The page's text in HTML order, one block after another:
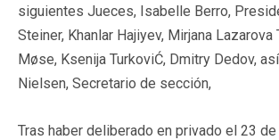
siguientes Jueces, Isabelle Berro,
Steiner, Khanlar Hajiyev, Mirjana Lazarova
Møse, Ksenija TurkoviĆ, Dmitry Dedov,
Nielsen, Secretario de sección,
Tras haber deliberado en privado el 23